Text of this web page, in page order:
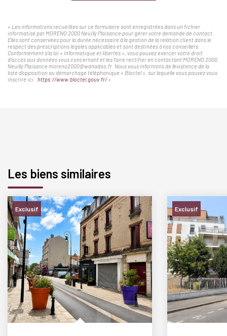
« Les informations recueillies sur ce formulaire sont enregistrées dans un fichier
informatisé par MORENO 2000 Neuilly Plaisance pour gérer votre demande de contact.
Elles sont conservées pour la durée nécessaire à la gestion de la relation client dans le
respect des prescriptions légales applicables et sont destinées à nos conseillers
Conformément à la loi « informatique et libertés », vous pouvez exercer votre droit
d'accès aux données vous concernant et les faire rectifier en contactant MORENO 2000
Neuilly Plaisance moreno2000@wanadoo.fr. Nous vous informons de l'existence de la
liste d'opposition au démarchage téléphonique « Bloctel », sur laquelle vous pouvez vous
inscrire ici : https://www.bloctel.gouv.fr/ »
Les biens similaires
Exclusif Exclusif